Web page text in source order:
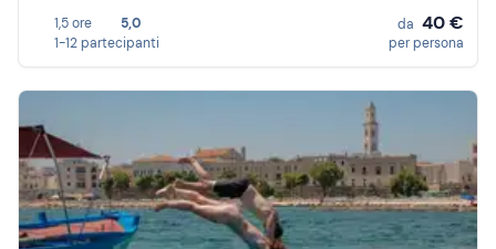
1,5 ore
5,0
1-12 partecipanti
da 40 €
per persona